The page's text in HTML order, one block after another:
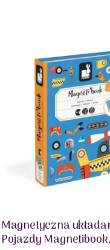
Magnetyczna
Pojazdy